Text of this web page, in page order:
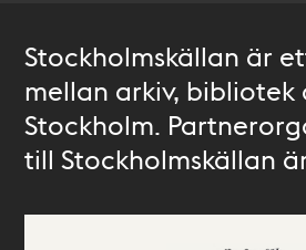
Stockholmskällan är
mellan arkiv, bibliotek
Stockholm.
till Stockholmskällan